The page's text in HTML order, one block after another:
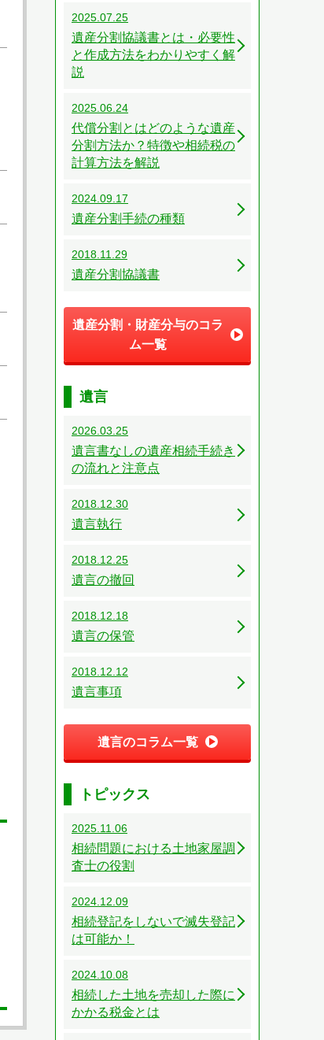
2025.07.25
遺産分割協議書とは・必要性
と作成方法をわかりやすく解
説
2025.06.24
代償分割とはどのような遺産
分割方法か？特徴や相続税の
計算方法を解説
2024.09.17
遺産分割手続の種類
2018.11.29
遺産分割協議書
遺産分割・財産分与のコラ
ム一覧
遺言
2026.03.25
遺言書なしの遺産相続手続き
の流れと注意点
2018.12.30
遺言執行
2018.12.25
遺言の撤回
2018.12.18
遺言の保管
2018.12.12
遺言事項
遺言のコラム一覧
トピックス
2025.11.06
相続問題における土地家屋調
査士の役割
2024.12.09
相続登記をしないで滅失登記
は可能か！
2024.10.08
相続した土地を売却した際に
かかる税金とは